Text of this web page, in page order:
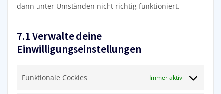
dann unter Umständen nicht richtig funktioniert.
7.1 Verwalte deine
Einwilligungseinstellungen
Funktionale Cookies Immer aktiv